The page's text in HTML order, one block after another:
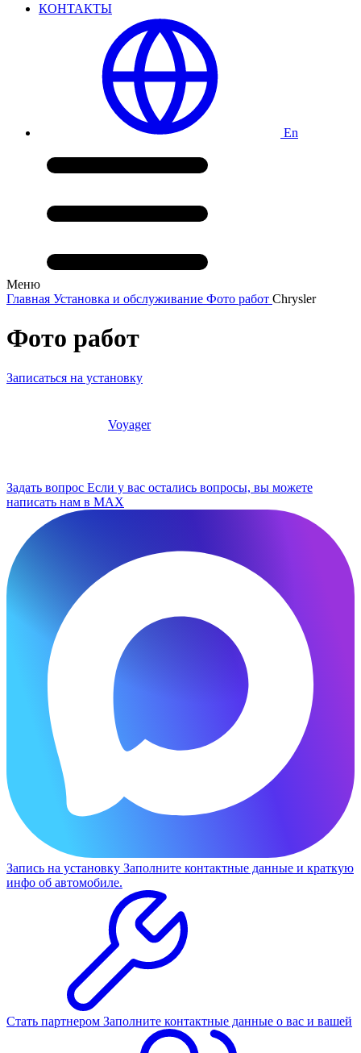
КОНТАКТЫ
En
Меню
Главная Установка и обслуживание Фото работ Chrysler
Фото работ
Записаться на установку
Voyager
Задать вопрос Если у вас остались вопросы, вы можете
написать нам в MAX
Запись на установку Заполните контактные данные и краткую
инфо об автомобиле.
Стать партнером Заполните контактные данные о вас и вашей